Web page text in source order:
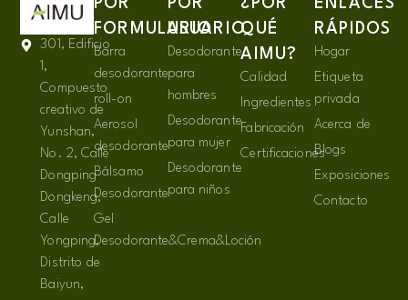
301, Edificio
1,
Compuesto
creativo de
Yunshan,
No. 2, Calle
Dongping
Dongkeng,
Calle
Yongping,
Distrito de
Baiyun,
POR
FORMULARIO
Barra
desodorante
roll-on
Aerosol
desodorante
Bálsamo
Desodorante
Gel
Desodorante&Crema&Loción
POR
USUARIO
Desodorante
para
hombres
Desodorante
para mujer
Desodorante
para niños
¿POR
QUÉ
AIMU?
Calidad
Ingredientes
Fabricación
Certificaciones
ENLACES
RÁPIDOS
Hogar
Etiqueta
privada
Acerca de
Blogs
Exposiciones
Contacto